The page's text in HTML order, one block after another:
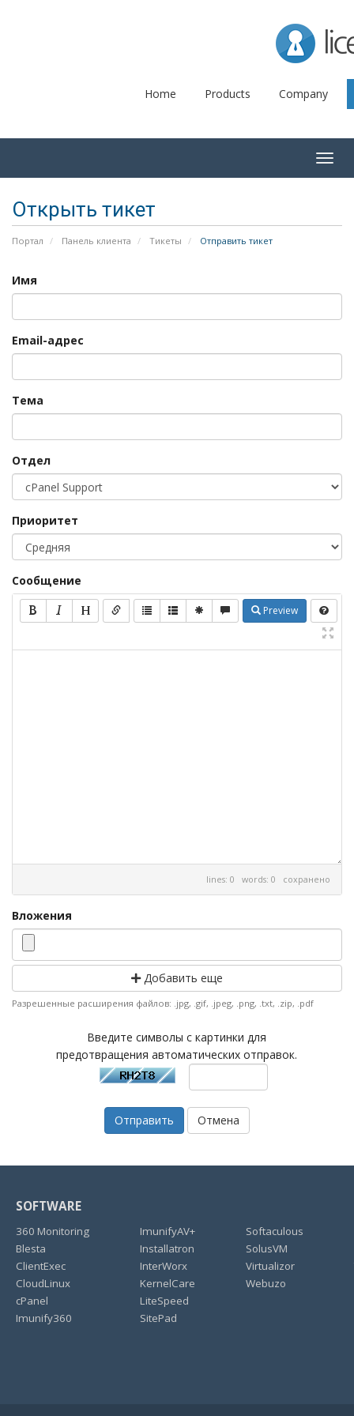
Home Products Company
Открыть тикет
Портал Панель клиента Тикеты Отправить тикет
Имя
Email-адрес
Тема
Отдел
Приоритет
Сообщение
Preview
lines: 0 words: 0 сохранено
Вложения
Добавить еще
Разрешенные расширения файлов: .jpg, .gif, .jpeg, .png, .txt, .zip, .pdf
Введите символы с картинки для
предотвращения автоматических отправок.
Отмена
SOFTWARE
360 Monitoring
Blesta
ClientExec
CloudLinux
cPanel
Imunify360
ImunifyAV+
Installatron
InterWorx
KernelCare
LiteSpeed
SitePad
Softaculous
SolusVM
Virtualizor
Webuzo